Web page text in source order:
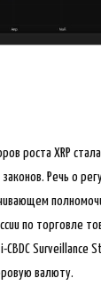
роста XRP
Речь о
по торговле
CBDC
валюту.